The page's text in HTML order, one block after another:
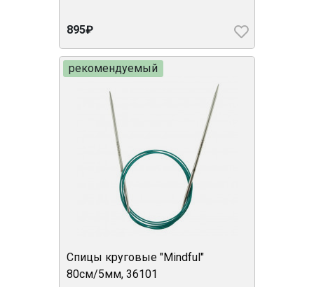
895₽
Спицы круговые "Mindful"
80см/5мм, 36101
рекомендуемый